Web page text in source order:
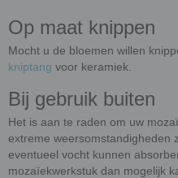
Op maat knippen
Mocht u de bloemen willen
kniptang voor keramiek.
Bij gebruik buiten
Het is aan te raden om uw
extreme weersomstandigheden
eventueel vocht kunnen
mozaïekwerkstuk dan mogelijk